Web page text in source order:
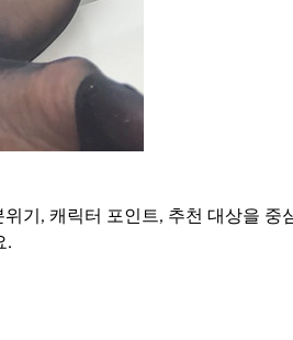
기, 캐릭터 포인트, 추천 대상을
.